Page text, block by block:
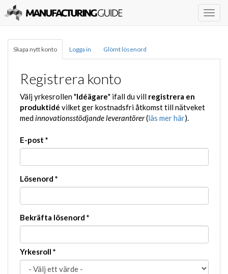
Skapa nytt konto Logga in Glömt lösenord
Registrera konto
Välj yrkesrollen "Idéägare" ifall du vill registrera en
produktidé vilket ger kostnadsfri åtkomst till nätveket
medinnovationsstödjande leverantörer(läs mer här).
E-post *
Lösenord *
Bekräfta lösenord *
Yrkesroll *